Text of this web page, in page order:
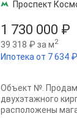
1 730 000 ₽
39 318 ₽ за м2
Ипотека от 7 634
Проспект
Объект №. Продам
двухэтажного
расположены